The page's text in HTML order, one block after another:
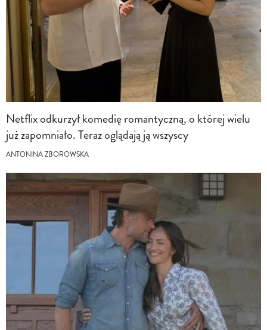
Netflix odkurzył komedię romantyczną, o której wielu
już zapomniało. Teraz oglądają ją wszyscy
ANTONINA ZBOROWSKA